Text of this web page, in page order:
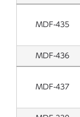
MDF-435
MDF-436
MDF-437